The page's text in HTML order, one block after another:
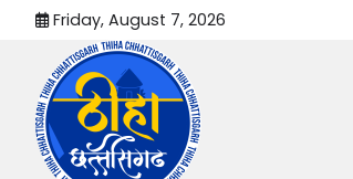
content
Friday, August 7, 2026